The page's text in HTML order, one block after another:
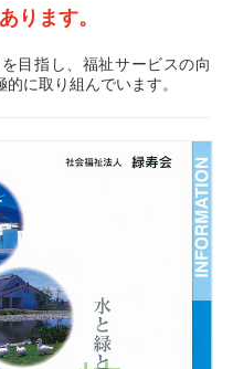
ります。
目指し、福祉サービスの向
に取り組んでいます。